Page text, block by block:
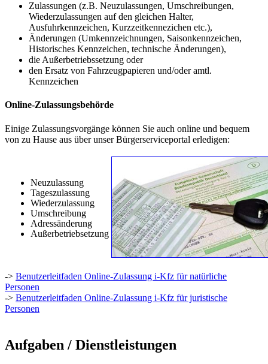
Zulassungen (z.B. Neuzulassungen, Umschreibungen,
Wiederzulassungen auf den gleichen Halter,
Ausfuhrkennzeichen, Kurzzeitkennezichen etc.),
Änderungen (Umkennzeichnungen, Saisonkennzeichen,
Historisches Kennzeichen, technische Änderungen),
die Außerbetriebssetzung oder
den Ersatz von Fahrzeugpapieren und/oder amtl.
Kennzeichen
Online-Zulassungsbehörde
Einige Zulassungsvorgänge können Sie auch online und bequem
von zu Hause aus über unser Bürgerserviceportal erledigen:
Neuzulassung
Tageszulassung
Wiederzulassung
Umschreibung
Adressänderung
Außerbetriebsetzung
-> Benutzerleitfaden Online-Zulassung i-Kfz für natürliche
Personen
-> Benutzerleitfaden Online-Zulassung i-Kfz für juristische
Personen
Aufgaben / Dienstleistungen